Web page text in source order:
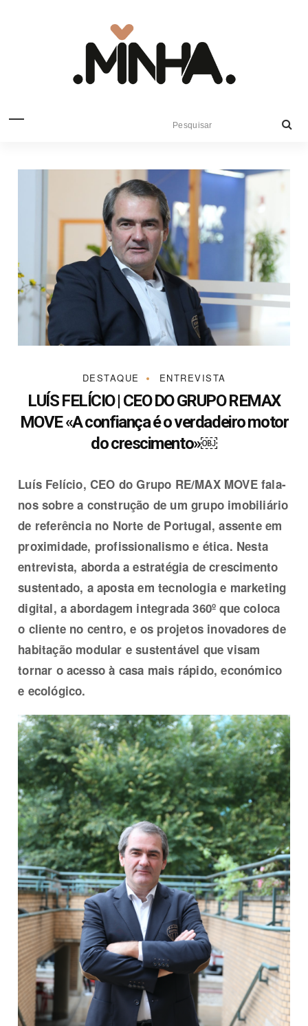
DESTAQUE ENTREVISTA
LUÍS FELÍCIO | CEO DO GRUPO REMAX
MOVE «A confiança é o verdadeiro motor
do crescimento»￼
Luís Felício, CEO do Grupo RE/MAX MOVE fala-
nos sobre a construção de um grupo imobiliário
de referência no Norte de Portugal, assente em
proximidade, profissionalismo e ética. Nesta
entrevista, aborda a estratégia de crescimento
sustentado, a aposta em tecnologia e marketing
digital, a abordagem integrada 360º que coloca
o cliente no centro, e os projetos inovadores de
habitação modular e sustentável que visam
tornar o acesso à casa mais rápido, económico
e ecológico.